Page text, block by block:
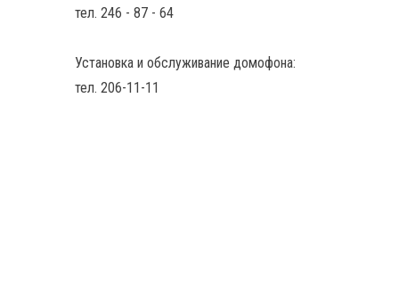
тел. 246 - 87 - 64
Установка и обслуживание домофона:
тел. 206-11-11